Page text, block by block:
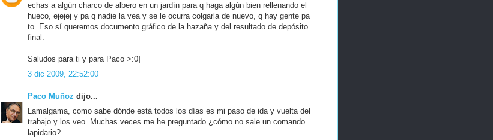
echas a algún charco de albero en un jardín para q haga algún bien rellenando el
hueco, ejejej y pa q nadie la vea y se le ocurra colgarla de nuevo, q hay gente pa
to. Eso sí queremos documento gráfico de la hazaña y del resultado de depósito
final.
Saludos para ti y para Paco >:0]
3 dic 2009, 22:52:00
Paco Muñoz dijo...
Lamalgama, como sabe dónde está todos los días es mi paso de ida y vuelta del
trabajo y los veo. Muchas veces me he preguntado ¿cómo no sale un comando
lapidario?